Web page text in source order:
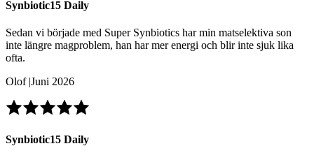
Synbiotic15 Daily
Sedan vi började med Super Synbiotics har min matselektiva son
inte längre magproblem, han har mer energi och blir inte sjuk lika
ofta.
Olof |Juni 2026
Synbiotic15 Daily